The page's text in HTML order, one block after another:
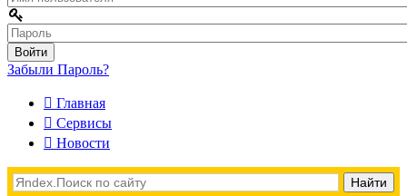
Забыли Пароль?
Главная
Сервисы
Новости